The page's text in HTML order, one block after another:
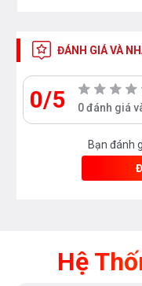
ĐÁNH GIÁ VÀ
0/5 0 đánh giá
Bạn đánh
Hệ